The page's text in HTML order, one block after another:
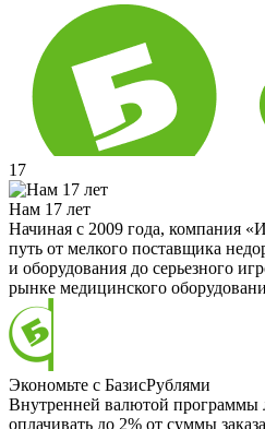
17
Нам 17 лет
Начиная с 2009 года, компания
путь от мелкого поставщика
и оборудования до серьезного
рынке медицинского
Экономьте с БазисРублями
Внутренней валютой программы
оплачивать до 2% от суммы